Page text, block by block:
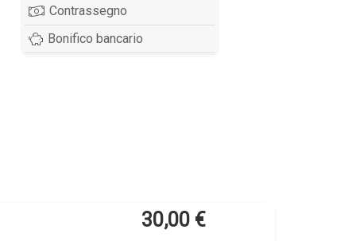
Contrassegno
Bonifico bancario
30,00 €